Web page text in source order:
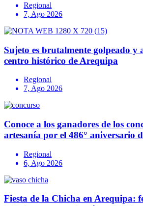
Regional
7, Ago 2026
Sujeto es brutalmente golpeado y
centro histórico de Arequipa
Regional
7, Ago 2026
Conoce a los ganadores de los
artesanía por el 486° aniversario
Regional
6, Ago 2026
Fiesta de la Chicha en Arequipa: